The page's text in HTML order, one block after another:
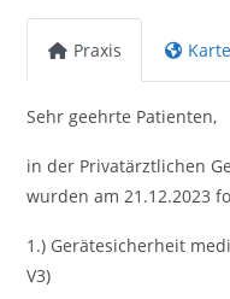
Praxis Karte
Sehr geehrte Patienten,
in der Privatärztlichen
wurden am 21.12.2023
1.) Gerätesicherheit
V3)